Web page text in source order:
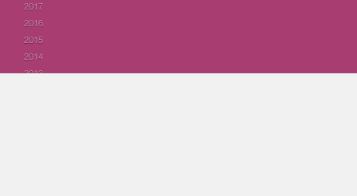
2017
2016
2015
2014
2013